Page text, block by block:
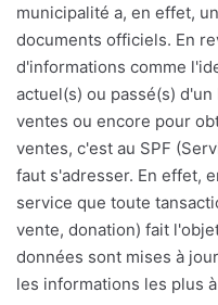
municipalité a, en effet,
documents officiels. En
d'informations comme
actuel(s) ou passé(s)
ventes ou encore pour
ventes, c'est au SPF
faut s'adresser. En effet,
service que toute
vente, donation) fait
données sont mises à
les informations les plus